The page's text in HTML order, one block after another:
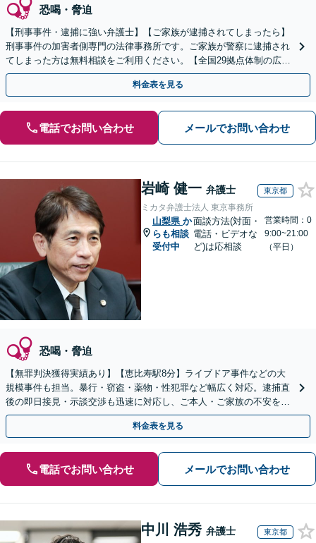
恐喝・脅迫
【刑事事件・逮捕に強い弁護士】【ご家族が逮捕されてしまったら】
刑事事件の加害者側専門の法律事務所です。ご家族が警察に逮捕され
てしまった方は無料相談をご利用ください。【全国29拠点体制の広域
対応】【弁護士待機中/当日中の電話相談可(予約制)】
料金表を見る
電話でお問い合わせ メールでお問い合わせ
岩崎 健一 弁護士 東京都
ミカタ弁護士法人 東京事務所
山梨県 か
らも相談
受付中
面談方法(対面・
電話・ビデオな
ど)は応相談
営業時間：0
9:00~21:00
（平日）
恐喝・脅迫
【無罪判決獲得実績あり】【恵比寿駅8分】ライブドア事件などの大
規模事件も担当。暴行・窃盗・薬物・性犯罪など幅広く対応。逮捕直
後の即日接見・示談交渉も迅速に対応し、ご本人・ご家族の不安を最
小限に抑えます。【初回相談可能】【WEB面談可能】
料金表を見る
電話でお問い合わせ メールでお問い合わせ
中川 浩秀 弁護士 東京都